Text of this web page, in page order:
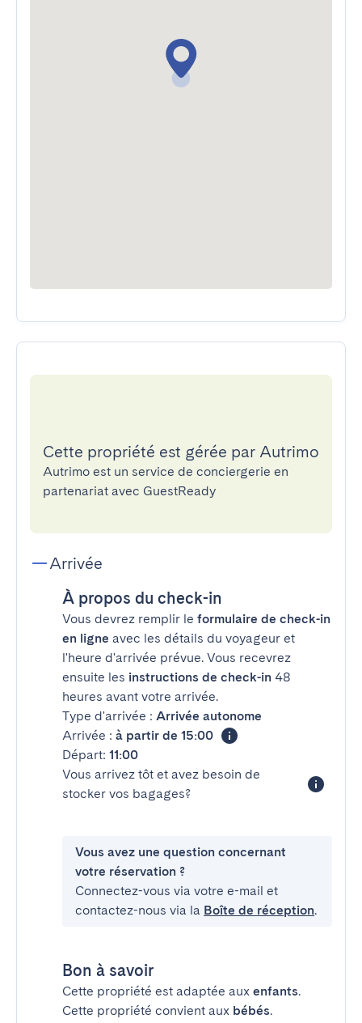
Cette propriété est gérée par Autrimo
Autrimo est un service de conciergerie en
partenariat avec GuestReady
Arrivée
À propos du check-in
Vous devrez remplir le formulaire de check-in
en ligne avec les détails du voyageur et
l'heure d'arrivée prévue. Vous recevrez
ensuite les instructions de check-in 48
heures avant votre arrivée.
Type d'arrivée : Arrivée autonome
Arrivée : à partir de 15:00
Départ: 11:00
Vous arrivez tôt et avez besoin de
stocker vos bagages?
Vous avez une question concernant
votre réservation ?
Connectez-vous via votre e-mail et
contactez-nous via la Boîte de réception.
Bon à savoir
Cette propriété est adaptée aux enfants.
Cette propriété convient aux bébés.